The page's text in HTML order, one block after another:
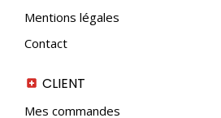
Mentions légales
Contact
CLIENT
Mes commandes